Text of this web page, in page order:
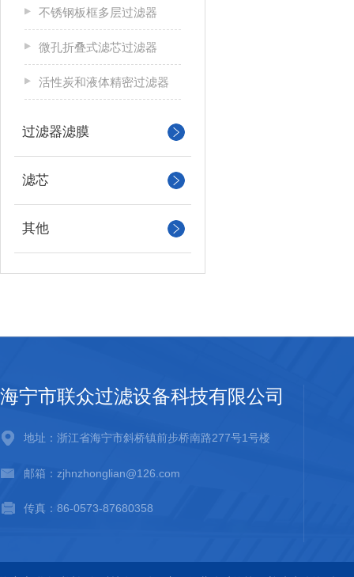
不锈钢板框多层过滤器
微孔折叠式滤芯过滤器
活性炭和液体精密过滤器
过滤器滤膜
滤芯
其他
海宁市联众过滤设备科技有限公司
地址：浙江省海宁市斜桥镇前步桥南路277号1号楼
邮箱：zjhnzhonglian@126.com
传真：86-0573-87680358